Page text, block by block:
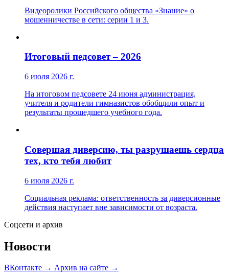
Видеоролики Российского общества «Знание» о
мошенничестве в сети: серии 1 и 3.
Итоговый педсовет – 2026
6 июля 2026 г.
На итоговом педсовете 24 июня администрация,
учителя и родители гимназистов обобщили опыт и
результаты прошедшего учебного года.
Совершая диверсию, ты разрушаешь сердца
тех, кто тебя любит
6 июля 2026 г.
Социальная реклама: ответственность за диверсионные
действия наступает вне зависимости от возраста.
Соцсети и архив
Новости
ВКонтакте → Архив на сайте →